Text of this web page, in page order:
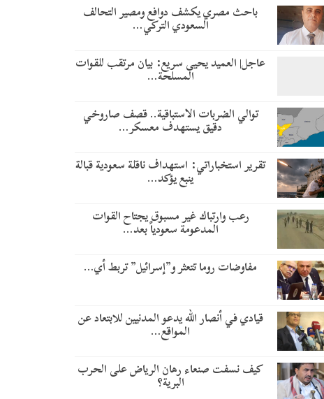
باحث مصري يكشف دوافع ومصير التحالف
السعودي التركي…
عاجل| العميد يحيى سريع: بيان مرتقب للقوات
المسلحة…
توالي الضربات الاستباقية.. قصف صاروخي
دقيق يستهدف معسكر…
تقرير استخباراتي: استهداف ناقلة سعودية قبالة
ينبع يؤكد…
رعب وارتباك غير مسبوق يجتاح القوات
المدعومة سعودياً بعد…
مفاوضات روما تتعثر و”إسرائيل” تربط أي…
قيادي في أنصار الله يدعو المدنيين للابتعاد عن
المواقع…
كيف نسفت صنعاء رهان الرياض على الحرب
البرية؟